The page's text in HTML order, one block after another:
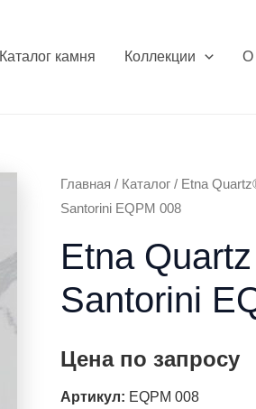
Каталог камня Коллекции О
Главная / Каталог / Etna
Santorini EQPM 008
Etna
Santorini
Цена по запросу
Артикул: EQPM 008